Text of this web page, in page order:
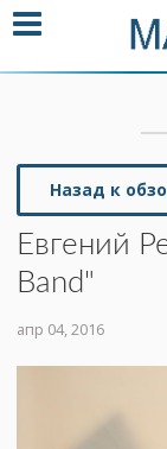
Назад к
Евгений
Band"
апр 04, 2016